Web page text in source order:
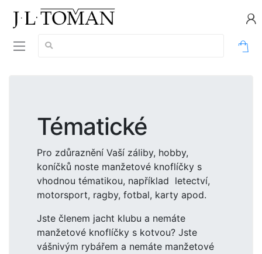
Vyhledávání:
Tématické
Pro zdůraznění Vaší záliby, hobby,
koníčků noste manžetové knoflíčky s
vhodnou tématikou, například letectví,
motorsport, ragby, fotbal, karty apod.
Jste členem jacht klubu a nemáte
manžetové knoflíčky s kotvou? Jste
vášnivým rybářem a nemáte manžetové